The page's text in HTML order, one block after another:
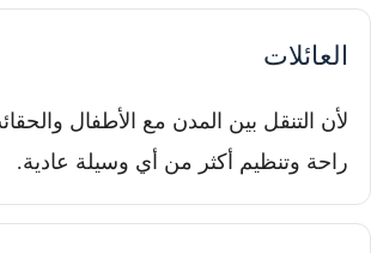
العائلات
لأن التنقل بين المدن مع الأطفال
راحة وتنظيم أكثر من أي وسيلة عادية.